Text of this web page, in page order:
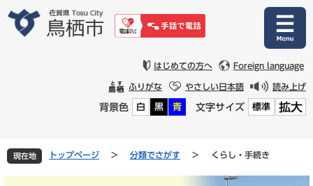
文
はじめての方へ Foreign language
ふりがな やさしい日本語 読み上げ
背景色 白 黒 青 文字サイズ 標準 拡大
現在地 トップページ > 分類でさがす > くらし・手続き